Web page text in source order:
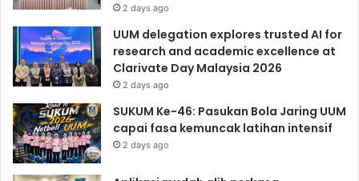
2 days ago
UUM delegation explores trusted AI for
research and academic excellence at
Clarivate Day Malaysia 2026
2 days ago
SUKUM Ke-46: Pasukan Bola Jaring UUM
capai fasa kemuncak latihan intensif
2 days ago